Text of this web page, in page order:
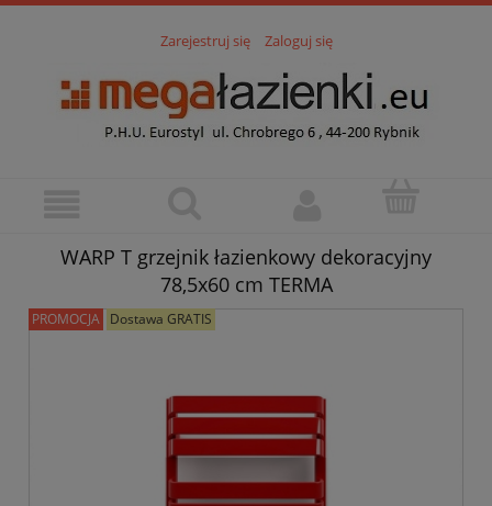
Zarejestruj się Zaloguj się
WARP T grzejnik łazienkowy dekoracyjny
78,5x60 cm TERMA
PROMOCJA Dostawa GRATIS